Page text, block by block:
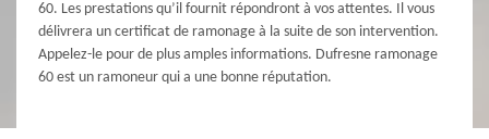
60. Les prestations qu’il fournit répondront à vos attentes. Il vous
délivrera un certificat de ramonage à la suite de son intervention.
Appelez-le pour de plus amples informations. Dufresne ramonage
60 est un ramoneur qui a une bonne réputation.